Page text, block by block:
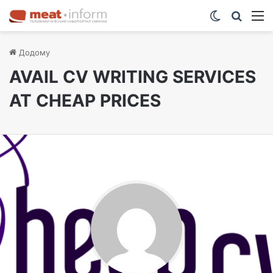
Switch skin
Додому
AVAIL CV WRITING SERVICES
AT CHEAP PRICES